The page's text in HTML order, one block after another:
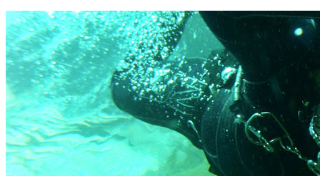
Das Sidemount-Forum ist auf
ein neues Forensystem
umgezogen und wie gewohnt
unterhttps://www.sidemount-
forum.comerreichbar.